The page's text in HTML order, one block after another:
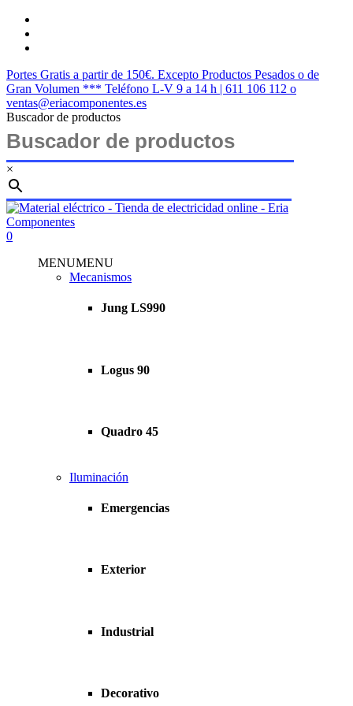
Saltar
contenido
Portes Gratis a partir de 150€. Excepto Productos Pesados o de
Gran Volumen *** Teléfono L-V 9 a 14 h | 611 106 112 o
ventas@eriacomponentes.es
Buscador de productos
×
Cerrar
búsqueda
buscar
account
0
MENUMENU
Mecanismos
Jung LS990
Logus 90
Quadro 45
Iluminación
Emergencias
Exterior
Industrial
Decorativo